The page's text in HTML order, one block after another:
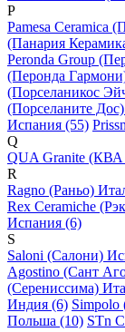
P
Pamesa Ceramica
(Панария
Peronda Group
(Перонда
(Порселаникос
(Порселаните
Испания (55)
Q
QUA Granite (КВА
R
Ragno (Раньо)
Rex Ceramiche
Испания (6)
S
Saloni (Салони)
Agostino (Сант
(Серениссима)
Индия (6)
Польша (10) STn